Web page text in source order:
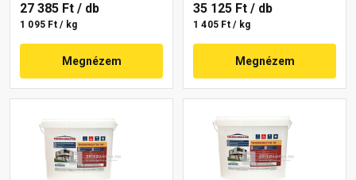
27 385 Ft / db
1 095 Ft / kg
Megnézem
35 125 Ft / db
1 405 Ft / kg
Megnézem